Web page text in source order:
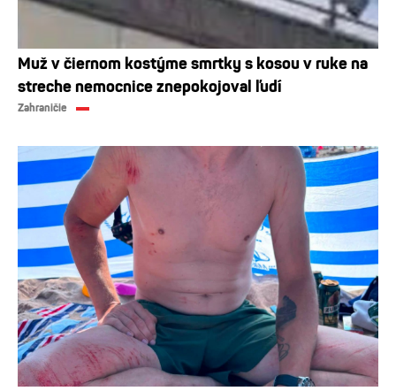
Muž v čiernom kostýme smrtky s kosou v ruke na
streche nemocnice znepokojoval ľudí
Zahraničie